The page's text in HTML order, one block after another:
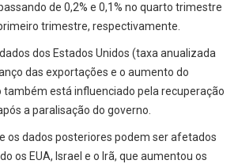
de 0,2% e 0,1% no quarto trimestre
trimestre, respectivamente.
dos Estados Unidos (taxa anualizada
das exportações e o aumento do
também está influenciado pela recuperação
a paralisação do governo.
os dados posteriores podem ser afetados
os EUA, Israel e o Irã, que aumentou os